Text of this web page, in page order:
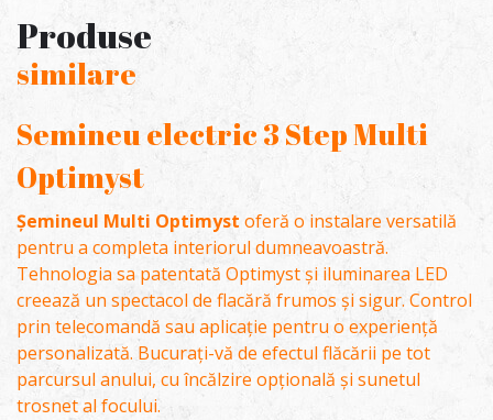
Produse
similare
Semineu electric 3 Step Multi
Optimyst
Șemineul Multi Optimyst oferă o instalare versatilă
pentru a completa interiorul dumneavoastră.
Tehnologia sa patentată Optimyst și iluminarea LED
creează un spectacol de flacără frumos și sigur. Control
prin telecomandă sau aplicație pentru o experiență
personalizată. Bucurați-vă de efectul flăcării pe tot
parcursul anului, cu încălzire opțională și sunetul
trosnet al focului.